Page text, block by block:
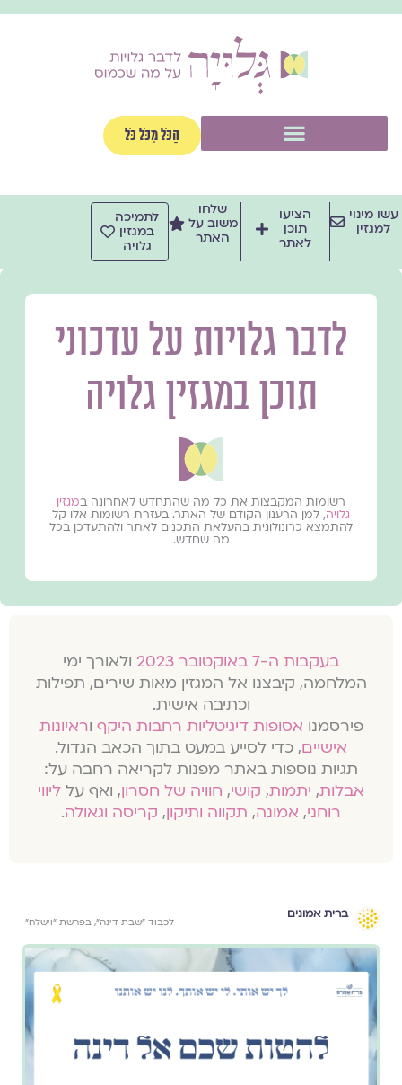
הַכֹּל מִכֹּל כֹּל
עשו מינוי
למגזין
הציעו
תוכן
לאתר
שלחו
משוב על
האתר
לתמיכה
במגזין
גלויה
לדבר גלויות על עדכוני
תוכן במגזין גלויה
רשומות המקבצות את כל מה שהתחדש לאחרונה במגזין
גלויה, למן הרענון הקודם של האתר. בעזרת רשומות אלו קל
להתמצא כרונולוגית בהעלאת התכנים לאתר ולהתעדכן בכל
מה שחדש.
בעקבות ה-7 באוקטובר 2023
ולאורך ימי
המלחמה, קיבצנו אל המגזין מאות שירים, תפילות
וכתיבה אישית.
פירסמנו אסופות דיגיטליות רחבות היקףוראיונות
אישיים, כדי לסייע במעט בתוך הכאב הגדול.
תגיות נוספות באתר מפנות לקריאה רחבה על:
אבלות, יתמות, קושי, חוויה של חסרון, ואף על ליווי
רוחני, אמונה, תקווה ותיקון, קריסה וגאולה.
ברית אמונים
לכבוד ״שבת דינה״, בפרשת ״וישלח״